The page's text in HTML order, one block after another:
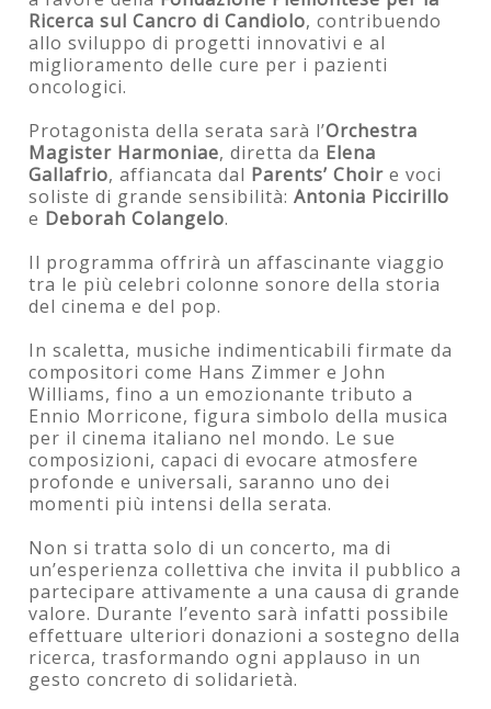
Ricerca sul Cancro di Candiolo, contribuendo
allo sviluppo di progetti innovativi e al
miglioramento delle cure per i pazienti
oncologici.
Protagonista della serata sarà l’Orchestra
Magister Harmoniae, diretta da Elena
Gallafrio, affiancata dal Parents’ Choir e voci
soliste di grande sensibilità:Antonia Piccirillo
e Deborah Colangelo.
Il programma offrirà un affascinante viaggio
tra le più celebri colonne sonore della storia
del cinema e del pop.
In scaletta, musiche indimenticabili firmate da
compositori come Hans Zimmer e John
Williams, fino a un emozionante tributo a
Ennio Morricone, figura simbolo della musica
per il cinema italiano nel mondo. Le sue
composizioni, capaci di evocare atmosfere
profonde e universali, saranno uno dei
momenti più intensi della serata.
Non si tratta solo di un concerto, ma di
un’esperienza collettiva che invita il pubblico a
partecipare attivamente a una causa di grande
valore. Durante l’evento sarà infatti possibile
effettuare ulteriori donazioni a sostegno della
ricerca, trasformando ogni applauso in un
gesto concreto di solidarietà.